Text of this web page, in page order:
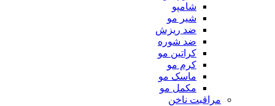
شامپو
شیر مو
ضد ریزش
ضد شوره
کراتین مو
کرم مو
ماسک مو
مکمل مو
مراقبت ناخن